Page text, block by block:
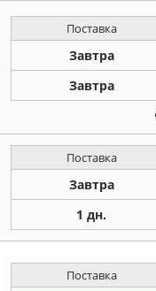
Поставка
Завтра
Завтра
Поставка
Завтра
1 дн.
Поставка